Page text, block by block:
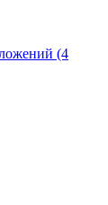
(4